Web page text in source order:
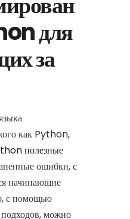
для
за
как Python,
полезные
ошибки, с
начинающие
с помощью
можно